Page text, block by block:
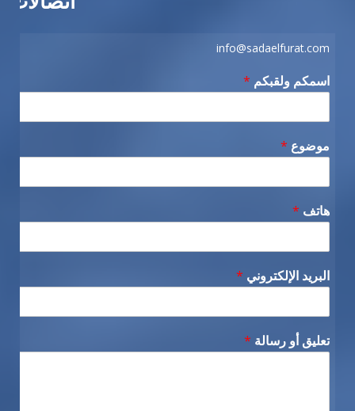
info@sadaelfurat.com
اسمكم ولقبكم *
موضوع *
هاتف *
البريد الإلكتروني *
تعليق أو رسالة *